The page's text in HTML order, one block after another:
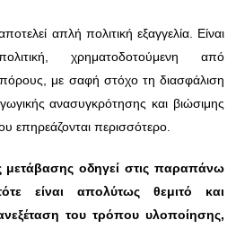
απλή πολιτική εξαγγελία. Είναι
χρηματοδοτούμενη από
με σαφή στόχο τη διασφάλιση
ανασυγκρότησης και βιώσιμης
επηρεάζονται περισσότερο.
οδηγεί στις παραπάνω
είναι απολύτως θεμιτό και
του τρόπου υλοποίησης,